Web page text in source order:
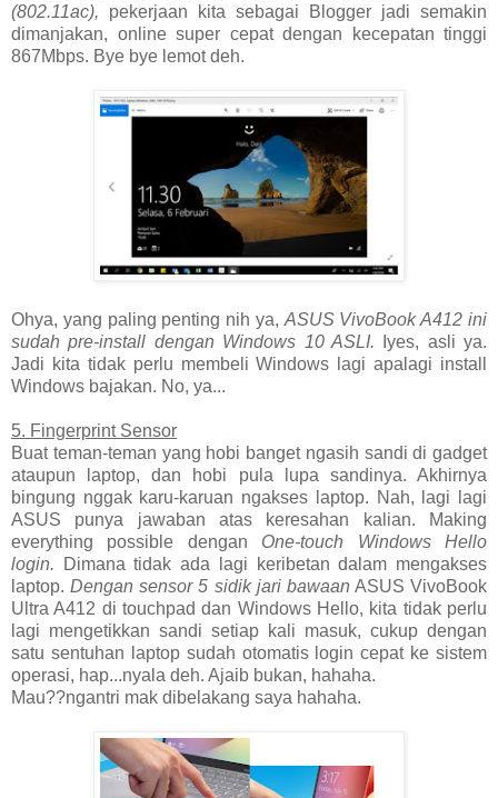
(802.11ac), pekerjaan kita sebagai Blogger jadi semakin
dimanjakan, online super cepat dengan kecepatan tinggi
867Mbps. Bye bye lemot deh.
Ohya, yang paling penting nih ya, ASUS VivoBook A412 ini
sudah pre-install dengan Windows 10 ASLI. Iyes, asli ya.
Jadi kita tidak perlu membeli Windows lagi apalagi install
Windows bajakan. No, ya...
5. Fingerprint Sensor
Buat teman-teman yang hobi banget ngasih sandi di gadget
ataupun laptop, dan hobi pula lupa sandinya. Akhirnya
bingung nggak karu-karuan ngakses laptop. Nah, lagi lagi
ASUS punya jawaban atas keresahan kalian. Making
everything possible dengan One-touch Windows Hello
login. Dimana tidak ada lagi keribetan dalam mengakses
laptop.Dengan sensor 5 sidik jari bawaan ASUS VivoBook
Ultra A412 di touchpad dan Windows Hello, kita tidak perlu
lagi mengetikkan sandi setiap kali masuk, cukup dengan
satu sentuhan laptop sudah otomatis login cepat ke sistem
operasi, hap...nyala deh. Ajaib bukan, hahaha.
Mau??ngantri mak dibelakang saya hahaha.